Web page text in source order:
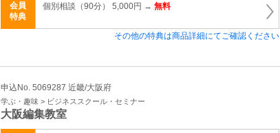
会員
特典
個別相談（90分） 5,000円 → 無料
その他の特典は商品詳細にてご確認ください
申込No. 5069287 近畿/大阪府
学ぶ・趣味 > ビジネススクール・セミナー
大阪編集教室